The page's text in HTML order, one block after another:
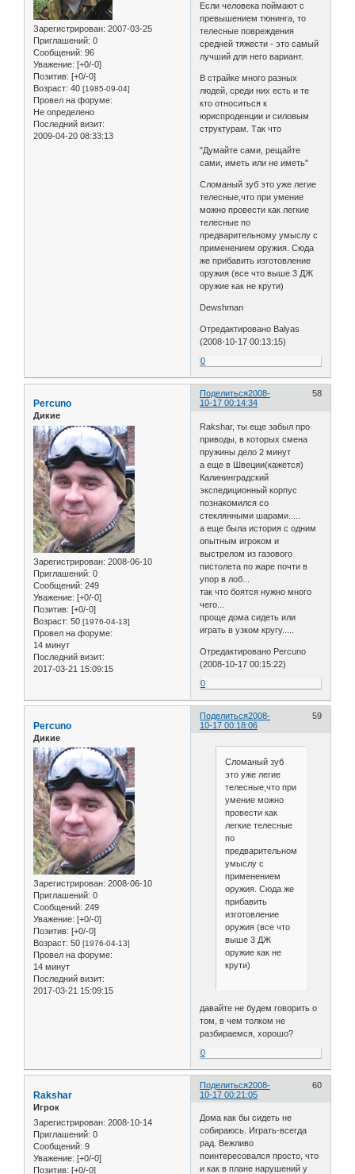
Зарегистрирован: 2007-03-25
Приглашений: 0
Сообщений: 96
Уважение: [+0/-0]
Позитив: [+0/-0]
Возраст: 40 [1985-09-04]
Провел на форуме:
Не определено
Последний визит:
2009-04-20 08:33:13
Если человека поймают с
превышением тюнинга, то
телесные повреждения
средней тяжести - это самый
лучший для него вариант.
В страйке много разных
людей, среди них есть и те
кто относиться к
юриспроденции и силовым
структурам. Так что
"Думайте сами, рещайте
сами, иметь или не иметь"
Сломаный зуб это уже легие
телесные,что при умение
можно провести как легкие
телесные по
предварительному умыслу с
применением оружия. Сюда
же прибавить изготовление
оружия (все что выше 3 ДЖ
оружие как не крути)
Dewshman
Отредактировано Balyas
(2008-10-17 00:13:15)
0
Поделиться 58
2008-
10-17 00:14:34
Percuno
Дикие
Зарегистрирован: 2008-06-10
Приглашений: 0
Сообщений: 249
Уважение: [+0/-0]
Позитив: [+0/-0]
Возраст: 50 [1976-04-13]
Провел на форуме:
14 минут
Последний визит:
2017-03-21 15:09:15
Rakshar, ты еще забыл про
приводы, в которых смена
пружины дело 2 минут
а еще в Швеции(кажется)
Калининградский
экспедиционный корпус
познакомился со
стеклянными шарами.....
а еще была история с одним
опытным игроком и
выстрелом из газового
пистолета по жаре почти в
упор в лоб...
так что боятся нужно много
чего...
проще дома сидеть или
играть в узком кругу.....
Отредактировано Percuno
(2008-10-17 00:15:22)
0
Поделиться 59
2008-
10-17 00:18:06
Percuno
Дикие
Зарегистрирован: 2008-06-10
Приглашений: 0
Сообщений: 249
Уважение: [+0/-0]
Позитив: [+0/-0]
Возраст: 50 [1976-04-13]
Провел на форуме:
14 минут
Последний визит:
2017-03-21 15:09:15
Сломаный зуб
это уже легие
телесные,что при
умение можно
провести как
легкие телесные
по
предварительному
умыслу с
применением
оружия. Сюда же
прибавить
изготовление
оружия (все что
выше 3 ДЖ
оружие как не
крути)
давайте не будем говорить о
том, в чем толком не
разбираемся, хорошо?
0
Поделиться 60
2008-
10-17 00:21:05
Rakshar
Игрок
Зарегистрирован: 2008-10-14
Приглашений: 0
Сообщений: 9
Уважение: [+0/-0]
Позитив: [+0/-0]
Дома как бы сидеть не
собираюсь. Играть-всегда
рад. Вежливо
поинтересовался просто, что
и как в плане нарушений у